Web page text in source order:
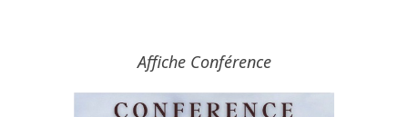
Affiche Conférence